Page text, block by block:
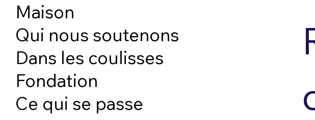
Maison
Qui nous soutenons
Dans les coulisses
Fondation
Ce qui se passe